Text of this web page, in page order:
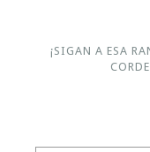
¡SIGAN A ESA